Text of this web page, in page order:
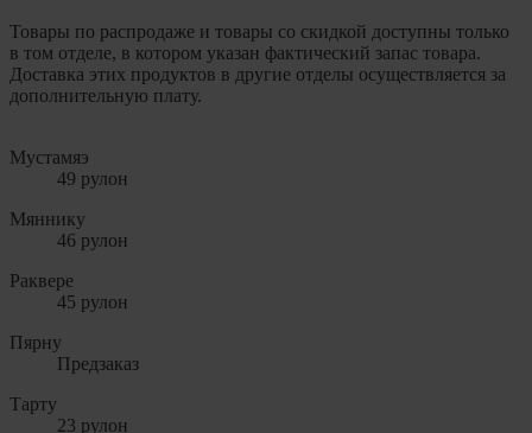
Товары по распродаже и товары со скидкой доступны только
в том отделе, в котором указан фактический запас товара.
Доставка этих продуктов в другие отделы осуществляется за
дополнительную плату.
Мустамяэ
49 рулон
Мяннику
46 рулон
Раквере
45 рулон
Пярну
Предзаказ
Тарту
23 рулон